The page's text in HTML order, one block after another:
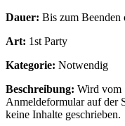
Dauer: Bis zum Beenden
Art: 1st Party
Kategorie: Notwendig
Beschreibung: Wird vom
Anmeldeformular auf der
keine Inhalte geschrieben.